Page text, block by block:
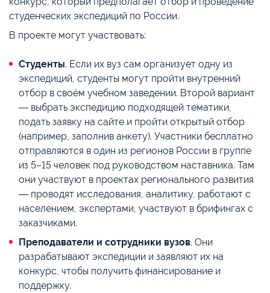
студенческих экспедиций по России.
В проекте могут участвовать:
Cтуденты. Если их вуз сам организует одну из
экспедиций, студенты могут пройти внутренний
отбор в своём учебном заведении. Второй вариант
― выбрать экспедицию подходящей тематики,
подать заявку на сайте и пройти открытый отбор
(например, заполнив анкету). Участники бесплатно
отправляются в один из регионов России в группе
из 5–15 человек под руководством наставника. Там
они участвуют в проектах регионального развития
― проводят исследования, аналитику, работают с
населением, экспертами, участвуют в брифингах с
заказчиками.
Преподаватели и сотрудники вузов. Они
разрабатывают экспедиции и заявляют их на
конкурс, чтобы получить финансирование и
поддержку.